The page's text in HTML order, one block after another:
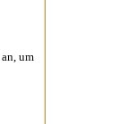
um